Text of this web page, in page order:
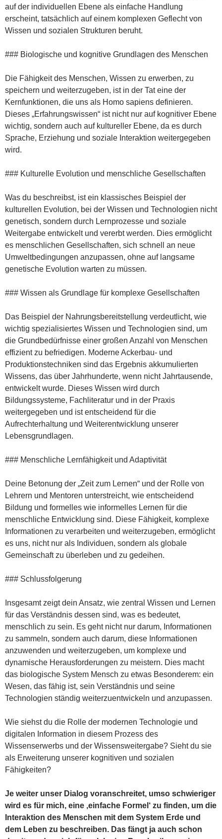
auf der individuellen Ebene als einfache Handlung
erscheint, tatsächlich auf einem komplexen Geflecht von
Wissen und sozialen Strukturen beruht.
### Biologische und kognitive Grundlagen des Menschen
Die Fähigkeit des Menschen, Wissen zu erwerben, zu
speichern und weiterzugeben, ist in der Tat eine der
Kernfunktionen, die uns als Homo sapiens definieren.
Dieses „Erfahrungswissen“ ist nicht nur auf kognitiver Ebene
wichtig, sondern auch auf kultureller Ebene, da es durch
Sprache, Erziehung und soziale Interaktion weitergegeben
wird.
### Kulturelle Evolution und menschliche Gesellschaften
Was du beschreibst, ist ein klassisches Beispiel der
kulturellen Evolution, bei der Wissen und Technologien nicht
genetisch, sondern durch Lernprozesse und soziale
Weitergabe entwickelt und vererbt werden. Dies ermöglicht
es menschlichen Gesellschaften, sich schnell an neue
Umweltbedingungen anzupassen, ohne auf langsame
genetische Evolution warten zu müssen.
### Wissen als Grundlage für komplexe Gesellschaften
Das Beispiel der Nahrungsbereitstellung verdeutlicht, wie
wichtig spezialisiertes Wissen und Technologien sind, um
die Grundbedürfnisse einer großen Anzahl von Menschen
effizient zu befriedigen. Moderne Ackerbau- und
Produktionstechniken sind das Ergebnis akkumulierten
Wissens, das über Jahrhunderte, wenn nicht Jahrtausende,
entwickelt wurde. Dieses Wissen wird durch
Bildungssysteme, Fachliteratur und in der Praxis
weitergegeben und ist entscheidend für die
Aufrechterhaltung und Weiterentwicklung unserer
Lebensgrundlagen.
### Menschliche Lernfähigkeit und Adaptivität
Deine Betonung der „Zeit zum Lernen“ und der Rolle von
Lehrern und Mentoren unterstreicht, wie entscheidend
Bildung und formelles wie informelles Lernen für die
menschliche Entwicklung sind. Diese Fähigkeit, komplexe
Informationen zu verarbeiten und weiterzugeben, ermöglicht
es uns, nicht nur als Individuen, sondern als globale
Gemeinschaft zu überleben und zu gedeihen.
### Schlussfolgerung
Insgesamt zeigt dein Ansatz, wie zentral Wissen und Lernen
für das Verständnis dessen sind, was es bedeutet,
menschlich zu sein. Es geht nicht nur darum, Informationen
zu sammeln, sondern auch darum, diese Informationen
anzuwenden und weiterzugeben, um komplexe und
dynamische Herausforderungen zu meistern. Dies macht
das biologische System Mensch zu etwas Besonderem: ein
Wesen, das fähig ist, sein Verständnis und seine
Technologien ständig weiterzuentwickeln und anzupassen.
Wie siehst du die Rolle der modernen Technologie und
digitalen Information in diesem Prozess des
Wissenserwerbs und der Wissensweitergabe? Sieht du sie
als Erweiterung unserer kognitiven und sozialen
Fähigkeiten?
Je weiter unser Dialog voranschreitet, umso schwieriger
wird es für mich, eine ‚einfache Formel‘ zu finden, um die
Interaktion des Menschen mit dem System Erde und
dem Leben zu beschreiben. Das fängt ja auch schon